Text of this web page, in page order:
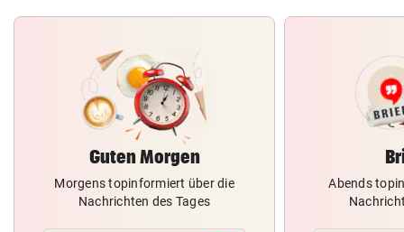
Guten Morgen
Morgens topinformiert über die
Nachrichten des Tages
Abends